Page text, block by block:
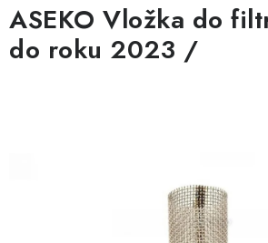
NÁHRADNÉ DIELY
ASEKO Vložka do
do roku 2023 /